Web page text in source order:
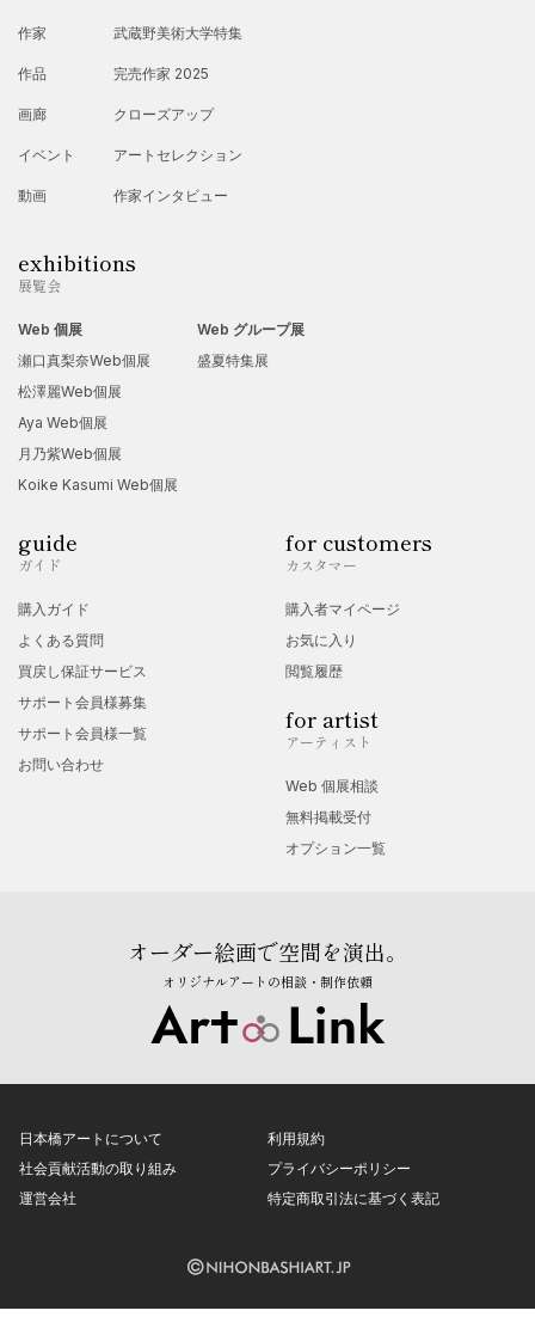
作家
作品
画廊
イベント
動画
武蔵野美術大学特集
完売作家 2025
クローズアップ
アートセレクション
作家インタビュー
exhibitions
展覧会
Web 個展
瀬口真梨奈Web個展
松澤麗Web個展
Aya Web個展
月乃紫Web個展
Koike Kasumi Web個展
Web グループ展
盛夏特集展
guide
ガイド
購入ガイド
よくある質問
買戻し保証サービス
サポート会員様募集
サポート会員様一覧
お問い合わせ
for customers
カスタマー
購入者マイページ
お気に入り
閲覧履歴
for artist
アーティスト
Web 個展相談
無料掲載受付
オプション一覧
オーダー絵画で空間を演出。
オリジナルアートの相談・制作依頼
日本橋アートについて
社会貢献活動の取り組み
運営会社
利用規約
プライバシーポリシー
特定商取引法に基づく表記